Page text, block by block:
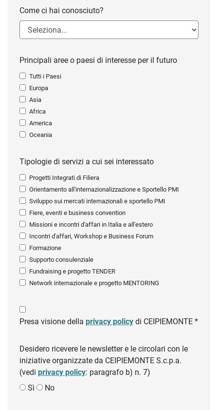
Come ci hai conosciuto?
Principali aree o paesi di interesse per il futuro
Tutti i Paesi
Europa
Asia
Africa
America
Oceania
Tipologie di servizi a cui sei interessato
Progetti Integrati di Filiera
Orientamento all'internazionalizzazione e Sportello PMI
Sviluppo sui mercati internazionali e sportello PMI
Fiere, eventi e business convention
Missioni e incontri d'affari in Italia e all'estero
Incontri d'affari, Workshop e Business Forum
Formazione
Supporto consulenziale
Fundraising e progetto TENDER
Network internazionale e progetto MENTORING
Presa visione della privacy policy di CEIPIEMONTE *
Desidero ricevere le newsletter e le circolari con le
iniziative organizzate da CEIPIEMONTE S.c.p.a.
(vedi privacy policy: paragrafo b) n. 7)
Sì
No